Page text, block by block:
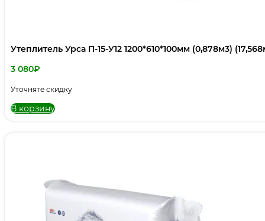
Утеплитель Урса П-15-У12 1200*610*100мм (0,878м3)
3 080₽
Уточняте скидку
В корзину